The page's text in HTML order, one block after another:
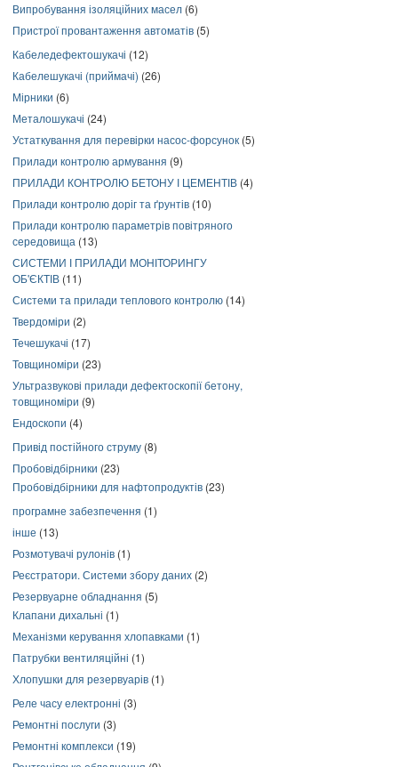
Випробування ізоляційних масел (6)
Пристрої провантаження автоматів (5)
Кабеледефектошукачі (12)
Кабелешукачі (приймачі) (26)
Мірники (6)
Металошукачі (24)
Устаткування для перевірки насос-форсунок (5)
Прилади контролю армування (9)
ПРИЛАДИ КОНТРОЛЮ БЕТОНУ І ЦЕМЕНТІВ (4)
Прилади контролю доріг та ґрунтів (10)
Прилади контролю параметрів повітряного
середовища (13)
СИСТЕМИ І ПРИЛАДИ МОНІТОРИНГУ
ОБ'ЄКТІВ (11)
Системи та прилади теплового контролю (14)
Твердоміри (2)
Течешукачі (17)
Товщиноміри (23)
Ультразвукові прилади дефектоскопії бетону,
товщиноміри (9)
Ендоскопи (4)
Привід постійного струму (8)
Пробовідбірники (23)
Пробовідбірники для нафтопродуктів (23)
програмне забезпечення (1)
інше (13)
Розмотувачі рулонів (1)
Реєстратори. Системи збору даних (2)
Резервуарне обладнання (5)
Клапани дихальні (1)
Механізми керування хлопавками (1)
Патрубки вентиляційні (1)
Хлопушки для резервуарів (1)
Реле часу електронні (3)
Ремонтні послуги (3)
Ремонтні комплекси (19)